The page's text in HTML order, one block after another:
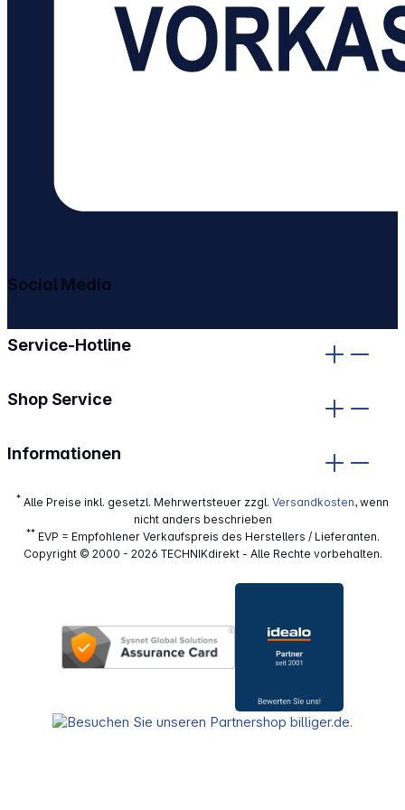
Service-Hotline
Shop Service
Informationen
Social Media
* Alle Preise inkl. gesetzl. Mehrwertsteuer zzgl. Versandkosten, wenn
nicht anders beschrieben
**EVP = Empfohlener Verkaufspreis des Herstellers / Lieferanten.
Copyright © 2000 - 2026 TECHNIKdirekt - Alle Rechte vorbehalten.